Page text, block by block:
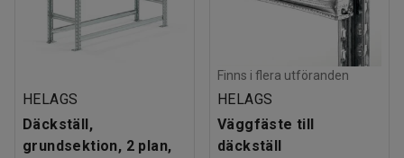
HELAGS
Däckställ,
grundsektion, 2 plan,
Finns i flera utföranden
HELAGS
Väggfäste till
däckställ